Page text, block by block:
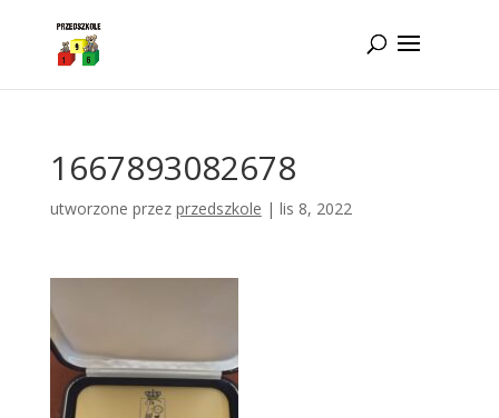
1667893082678
utworzone przez przedszkole | lis 8, 2022